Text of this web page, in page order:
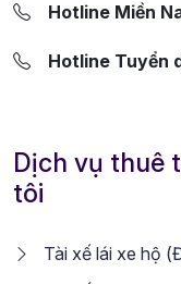
Hotline Miền
Hotline Tuyển
Dịch vụ thuê
tôi
Tài xế lái xe hộ